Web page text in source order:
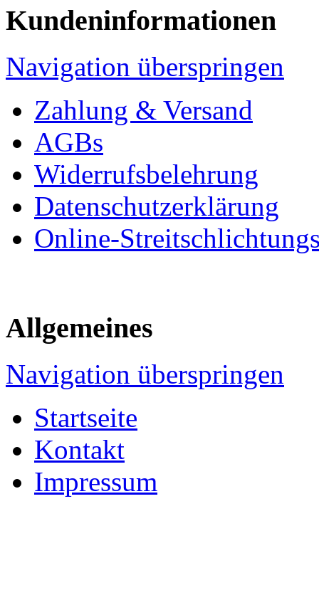
Kundeninformationen
Navigation überspringen
Zahlung & Versand
AGBs
Widerrufsbelehrung
Datenschutzerklärung
Online-
Allgemeines
Navigation überspringen
Startseite
Kontakt
Impressum